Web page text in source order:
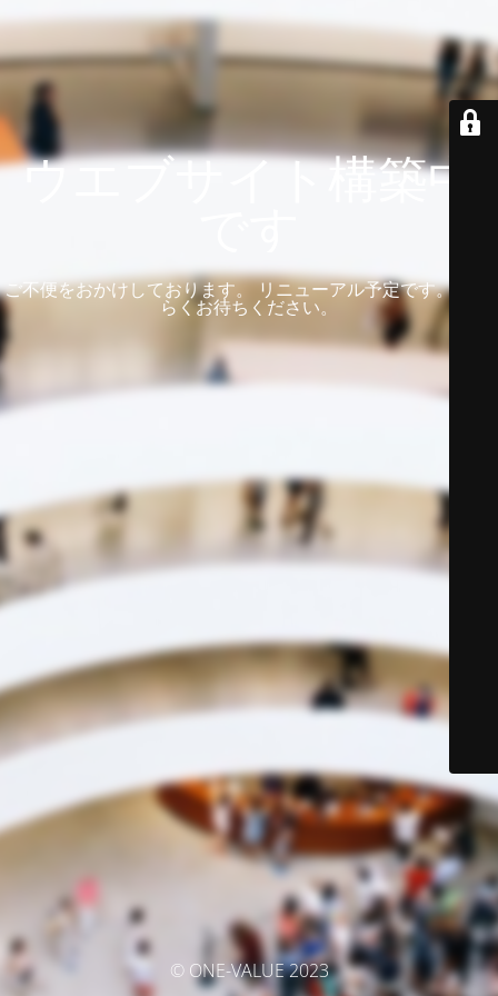
ウエブサイト構築中
ご不便をおかけしております。 リニューアル予定です。 しば
らくお待ちください。
© ONE-VALUE 2023